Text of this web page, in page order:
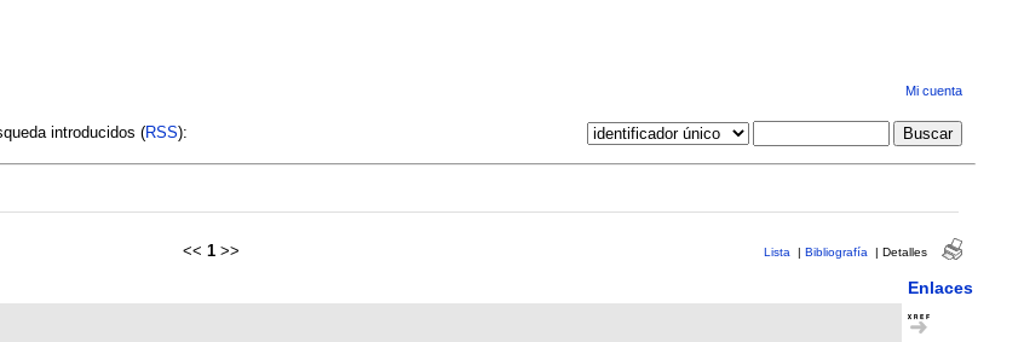
Mi cuenta
introducidos (RSS):
<< 1 >> Lista | Bibliografía | Detalles
Enlaces